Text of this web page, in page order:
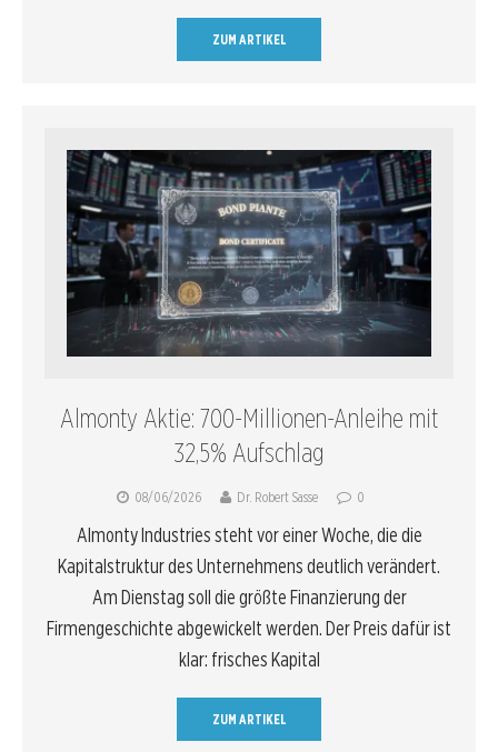
ZUM ARTIKEL
Almonty Aktie: 700-Millionen-Anleihe mit
32,5% Aufschlag
08/06/2026 Dr. Robert Sasse 0
Almonty Industries steht vor einer Woche, die die
Kapitalstruktur des Unternehmens deutlich verändert.
Am Dienstag soll die größte Finanzierung der
Firmengeschichte abgewickelt werden. Der Preis dafür ist
klar: frisches Kapital
ZUM ARTIKEL